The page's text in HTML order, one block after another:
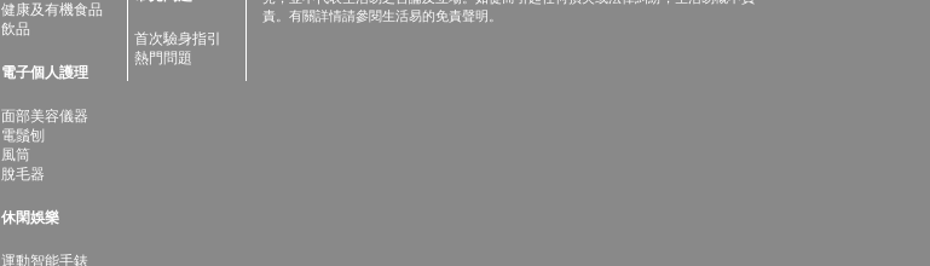
健康及有機食品
飲品
電子個人護理
面部美容儀器
電鬚刨
風筒
脫毛器
休閑娛樂
運動智能手錶
首次驗身指引
熱門問題
責。有關詳情請參閱生活易的免責聲明。